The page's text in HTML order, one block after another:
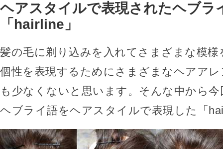
ヘアスタイルで表現されたヘブラ
「hairline」
髪の毛に剃り込みを入れてさまざまな模
個性を表現するためにさまざまなヘアア
も少なくないと思います。そんな中から
ヘブライ語をヘアスタイルで表現した「